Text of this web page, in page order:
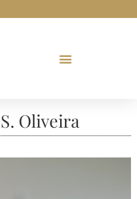
Oliveira